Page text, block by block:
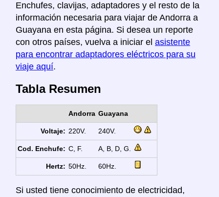
Enchufes, clavijas, adaptadores y el resto de la
información necesaria para viajar de Andorra a
Guayana en esta página. Si desea un reporte
con otros países, vuelva a iniciar el asistente
para encontrar adaptadores eléctricos para su
viaje aquí.
Tabla Resumen
Andorra Guayana
Voltaje: 220V. 240V.
Cod. Enchufe: C, F. A, B, D, G.
Hertz: 50Hz. 60Hz.
Si usted tiene conocimiento de electricidad,